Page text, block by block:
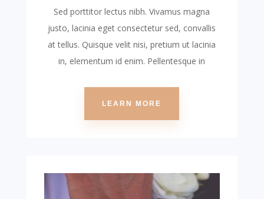
Sed porttitor lectus nibh. Vivamus magna
justo, lacinia eget consectetur sed, convallis
at tellus. Quisque velit nisi, pretium ut lacinia
in, elementum id enim. Pellentesque in
LEARN MORE